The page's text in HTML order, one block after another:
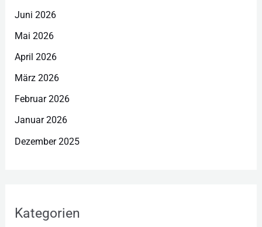
Juni 2026
Mai 2026
April 2026
März 2026
Februar 2026
Januar 2026
Dezember 2025
Kategorien